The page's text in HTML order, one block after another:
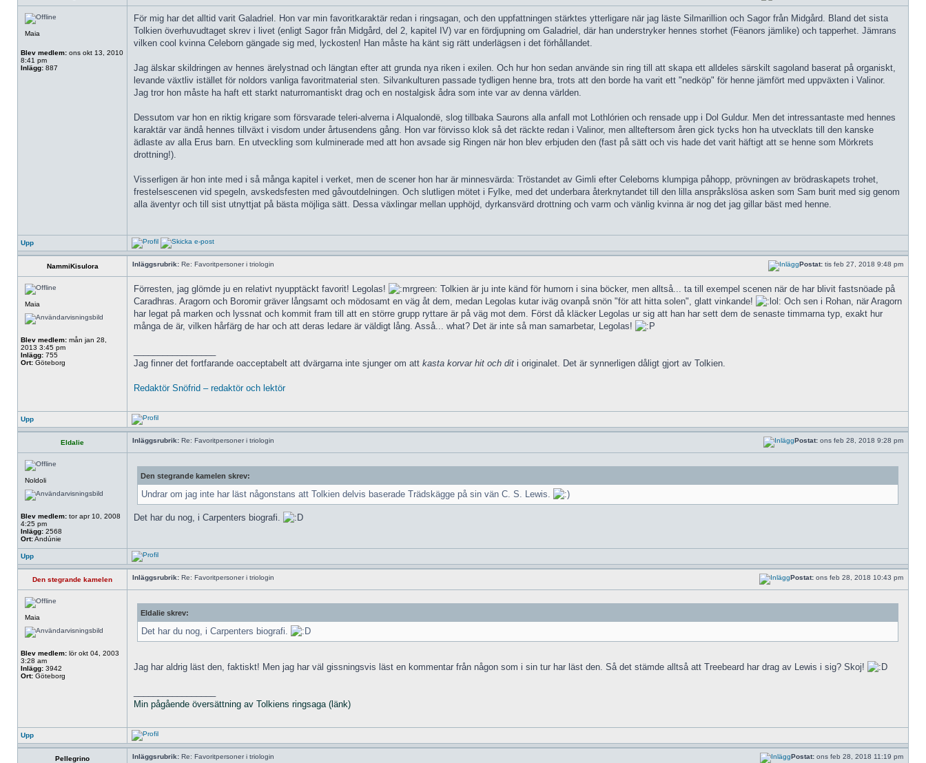
Maia
Blev medlem: ons okt 13, 2010
8:41 pm
Inlägg: 887
För mig har det alltid varit Galadriel. Hon var min favoritkaraktär redan i ringsagan, och den uppfattningen stärktes ytterligare när jag läste Silmarillion och Sagor från Midgård. Bland det sista
Tolkien överhuvudtaget skrev i livet (enligt Sagor från Midgård, del 2, kapitel IV) var en fördjupning om Galadriel, där han understryker hennes storhet (Fëanors jämlike) och tapperhet. Jämrans
vilken cool kvinna Celeborn gängade sig med, lyckosten! Han måste ha känt sig rätt underlägsen i det förhållandet.
Jag älskar skildringen av hennes ärelystnad och längtan efter att grunda nya riken i exilen. Och hur hon sedan använde sin ring till att skapa ett alldeles särskilt sagoland baserat på organiskt,
levande växtliv istället för noldors vanliga favoritmaterial sten. Silvankulturen passade tydligen henne bra, trots att den borde ha varit ett "nedköp" för henne jämfört med uppväxten i Valinor.
Jag tror hon måste ha haft ett starkt naturromantiskt drag och en nostalgisk ådra som inte var av denna världen.
Dessutom var hon en riktig krigare som försvarade teleri-alverna i Alqualondë, slog tillbaka Saurons alla anfall mot Lothlórien och rensade upp i Dol Guldur. Men det intressantaste med hennes
karaktär var ändå hennes tillväxt i visdom under årtusendens gång. Hon var förvisso klok så det räckte redan i Valinor, men allteftersom åren gick tycks hon ha utvecklats till den kanske
ädlaste av alla Erus barn. En utveckling som kulminerade med att hon avsade sig Ringen när hon blev erbjuden den (fast på sätt och vis hade det varit häftigt att se henne som Mörkrets
drottning!).
Visserligen är hon inte med i så många kapitel i verket, men de scener hon har är minnesvärda: Tröstandet av Gimli efter Celeborns klumpiga påhopp, prövningen av brödraskapets trohet,
frestelsescenen vid spegeln, avskedsfesten med gåvoutdelningen. Och slutligen mötet i Fylke, med det underbara återknytandet till den lilla anspråkslösa asken som Sam burit med sig genom
alla äventyr och till sist utnyttjat på bästa möjliga sätt. Dessa växlingar mellan upphöjd, dyrkansvärd drottning och varm och vänlig kvinna är nog det jag gillar bäst med henne.
Upp
NammiKisulora Inläggsrubrik: Re: Favoritpersoner i triologin Postat: tis feb 27, 2018 9:48 pm
Maia
Blev medlem: mån jan 28,
2013 3:45 pm
Inlägg: 755
Ort: Göteborg
Förresten, jag glömde ju en relativt nyupptäckt favorit! Legolas!
Tolkien är ju inte känd för humorn i sina böcker, men alltså... ta till exempel scenen när de har blivit fastsnöade på
Caradhras. Aragorn och Boromir gräver långsamt och mödosamt en väg åt dem, medan Legolas kutar iväg ovanpå snön "för att hitta solen", glatt vinkande!
Och sen i Rohan, när Aragorn
har legat på marken och lyssnat och kommit fram till att en större grupp ryttare är på väg mot dem. Först då kläcker Legolas ur sig att han har sett dem de senaste timmarna typ, exakt hur
många de är, vilken hårfärg de har och att deras ledare är väldigt lång. Asså... what? Det är inte så man samarbetar, Legolas!
Jag finner det fortfarande oacceptabelt att dvärgarna inte sjunger om att kasta korvar hit och dit i originalet. Det är synnerligen dåligt gjort av Tolkien.
Redaktör Snöfrid – redaktör och lektör
Upp
Eldalie Inläggsrubrik: Re: Favoritpersoner i triologin Postat: ons feb 28, 2018 9:28 pm
Noldoli
Blev medlem: tor apr 10, 2008
4:25 pm
Inlägg: 2568
Ort:Andúnie
Den stegrande kamelen skrev:
Undrar om jag inte har läst någonstans att Tolkien delvis baserade Trädskägge på sin vän C. S. Lewis.
Det har du nog, i Carpenters biografi.
Upp
Den stegrande kamelen Inläggsrubrik: Re: Favoritpersoner i triologin Postat: ons feb 28, 2018 10:43 pm
Maia
Blev medlem: lör okt 04, 2003
3:28 am
Inlägg: 3942
Ort: Göteborg
Eldalie skrev:
Det har du nog, i Carpenters biografi.
Jag har aldrig läst den, faktiskt! Men jag har väl gissningsvis läst en kommentar från någon som i sin tur har läst den. Så det stämde alltså att Treebeard har drag av Lewis i sig? Skoj!
Min pågående översättning av Tolkiens ringsaga (länk)
Upp
Pellegrino Inläggsrubrik: Re: Favoritpersoner i triologin Postat: ons feb 28, 2018 11:19 pm